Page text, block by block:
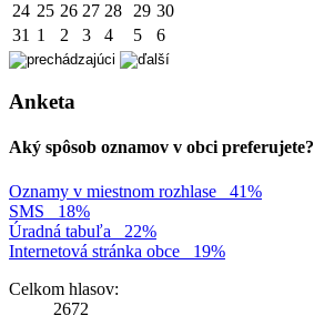
24 25 26 27 28 29 30
31 1 2 3 4 5 6
Anketa
Aký spôsob oznamov v obci preferujete?
Oznamy v miestnom rozhlase
41%
SMS
18%
Úradná tabuľa
22%
Internetová stránka obce
19%
Celkom hlasov:
2672